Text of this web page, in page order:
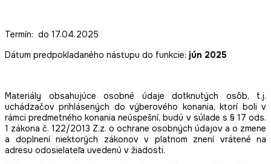
Termín: do 17.04.2025
Dátum predpokladaného nástupu do funkcie: jún 2025
Materiály obsahujúce osobné údaje dotknutých osôb, t.j.
uchádzačov prihlásených do výberového konania, ktorí boli v
rámci predmetného konania neúspešní, budú v súlade s § 17 ods.
1 zákona č. 122/2013 Z.z. o ochrane osobných údajov a o zmene
a doplnení niektorých zákonov v platnom znení vrátené na
adresu odosielateľa uvedenú v žiadosti.